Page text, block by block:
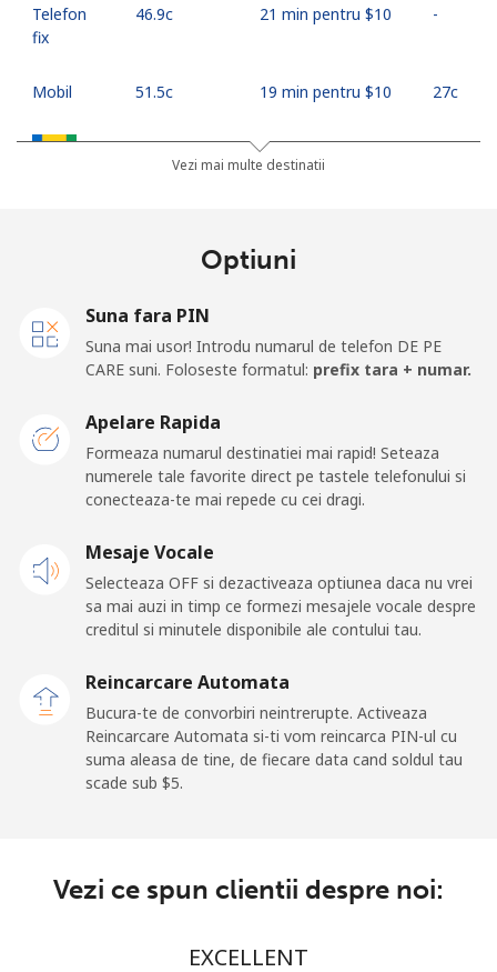
Telefon
fix
⁦46.9c⁩ 21 min pentru ⁦$10⁩ -
Mobil ⁦51.5c⁩ 19 min pentru ⁦$10⁩ ⁦27c⁩
Saint Vincent And The Grenadines
Samoa
fix
⁦199.5c⁩ 5 min pentru ⁦$10⁩ ⁦39c⁩
⁦33.9c⁩ 29 min pentru ⁦$10⁩ -
⁦32.5c⁩ 30 min pentru ⁦$10⁩
Sao Tome And Principe
⁦319.5c⁩
Vezi mai multe destinatii
Optiuni
Suna fara PIN
Suna mai usor! Introdu numarul de telefon DE PE
CARE suni. Foloseste formatul: prefix tara + numar.
Apelare Rapida
Formeaza numarul destinatiei mai rapid! Seteaza
numerele tale favorite direct pe tastele telefonului si
conecteaza-te mai repede cu cei dragi.
Mesaje Vocale
Selecteaza OFF si dezactiveaza optiunea daca nu vrei
sa mai auzi in timp ce formezi mesajele vocale despre
creditul si minutele disponibile ale contului tau.
Reincarcare Automata
Bucura-te de convorbiri neintrerupte. Activeaza
Reincarcare Automata si-ti vom reincarca PIN-ul cu
suma aleasa de tine, de fiecare data cand soldul tau
scade sub ⁦$5⁩.
Vezi ce spun clientii despre noi:
EXCELLENT